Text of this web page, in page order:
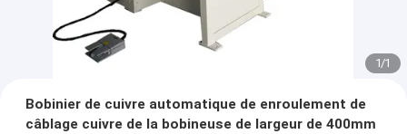
1/1
Bobinier de cuivre automatique de enroulement de
câblage cuivre de la bobineuse de largeur de 400mm